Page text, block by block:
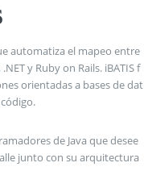
automatiza el mapeo entre
y Ruby on Rails. iBATIS f
orientadas a bases de dat
de Java que desee
junto con su arquitectura